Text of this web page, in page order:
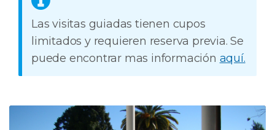
Las visitas guiadas tienen cupos
limitados y requieren reserva previa. Se
puede encontrar mas información aquí.